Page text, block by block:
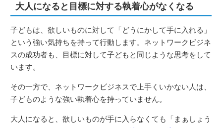
大人になると目標に対する執着心がなくなる
子どもは、欲しいものに対して「どうにかして手に入れる」
という強い気持ちを持って行動します。ネットワークビジネ
スの成功者も、目標に対して子どもと同じような思考をして
います。
その一方で、ネットワークビジネスで上手くいかない人は、
子どものような強い執着心を持っていません。
大人になると、欲しいものが手に入らなくても「まぁしょう